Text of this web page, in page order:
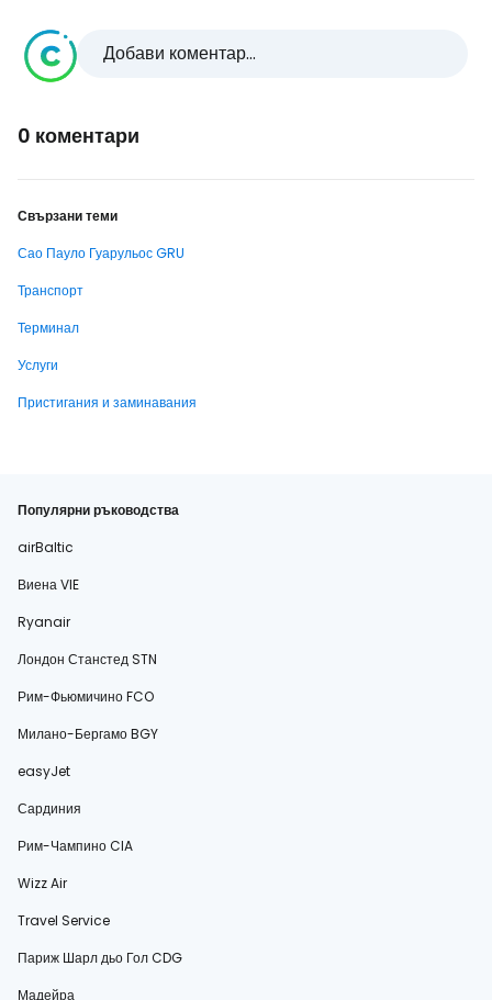
Добави коментар...
0 коментари
Свързани теми
Сао Пауло Гуарульос GRU
Транспорт
Терминал
Услуги
Пристигания и заминавания
Популярни ръководства
airBaltic
Виена VIE
Ryanair
Лондон Станстед STN
Рим-Фьюмичино FCO
Милано-Бергамо BGY
easyJet
Сардиния
Рим-Чампино CIA
Wizz Air
Travel Service
Париж Шарл дьо Гол CDG
Мадейра